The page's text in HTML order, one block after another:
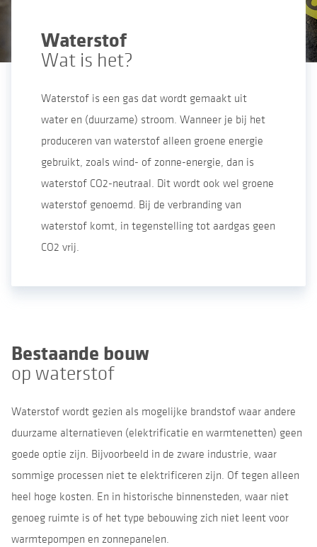
Waterstof
Wat is het?
Waterstof is een gas dat wordt gemaakt uit
water en (duurzame) stroom. Wanneer je bij het
produceren van waterstof alleen groene energie
gebruikt, zoals wind- of zonne-energie, dan is
waterstof CO2-neutraal. Dit wordt ook wel groene
waterstof genoemd. Bij de verbranding van
waterstof komt, in tegenstelling tot aardgas geen
CO2 vrij.
Bestaande bouw
op waterstof
Waterstof wordt gezien als mogelijke brandstof waar andere
duurzame alternatieven (elektrificatie en warmtenetten) geen
goede optie zijn. Bijvoorbeeld in de zware industrie, waar
sommige processen niet te elektrificeren zijn. Of tegen alleen
heel hoge kosten. En in historische binnensteden, waar niet
genoeg ruimte is of het type bebouwing zich niet leent voor
warmtepompen en zonnepanelen.